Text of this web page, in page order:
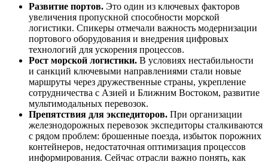
Развитие портов. Это один из ключевых факторов
увеличения пропускной способности морской
логистики. Спикеры отмечали важность модернизации
портового оборудования и внедрения цифровых
технологий для ускорения процессов.
Рост морской логистики. В условиях нестабильности
и санкций ключевыми направлениями стали новые
маршруты через дружественные страны, укрепление
сотрудничества с Азией и Ближним Востоком, развитие
мультимодальных перевозок.
Препятствия для экспедиторов. При организации
железнодорожных перевозок экспедиторы сталкиваются
с рядом проблем: брошенные поезда, избыток порожних
контейнеров, недостаточная оптимизация процессов
информирования. Сейчас отрасли важно понять, как